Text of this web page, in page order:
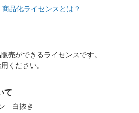
商品化ライセンスとは？
売ができるライセンスです。
ください。
て
白抜き